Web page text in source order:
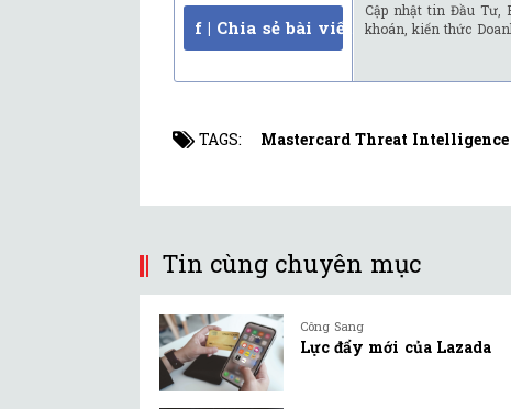
f | Chia sẻ bài viết
Cập nhật tin Đầu Tư,
khoán, kiến thức
TAGS: Mastercard Threat Intelligence
Tin cùng chuyên mục
Công Sang
Lực đẩy mới của Lazada